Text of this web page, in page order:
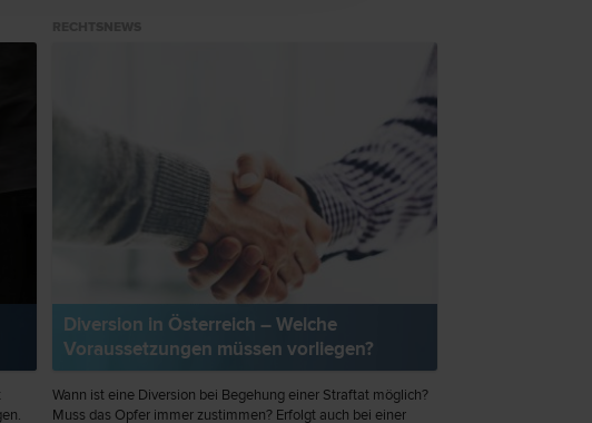
Diversion in Österreich – Welche
Voraussetzungen müssen vorliegen?
Wann ist eine Diversion bei Begehung einer Straftat möglich?
Muss das Opfer immer zustimmen? Erfolgt auch bei einer